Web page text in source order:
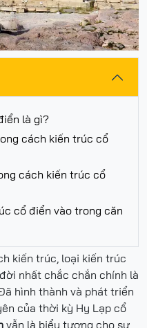
là gì?
cách kiến trúc cổ
cách kiến trúc cổ
cổ điển vào trong căn
kiến trúc, loại kiến trúc
nhất chắc chắn chính là
hình thành và phát triển
của thời kỳ Hy Lạp cổ
vẫn là biểu tượng cho sự